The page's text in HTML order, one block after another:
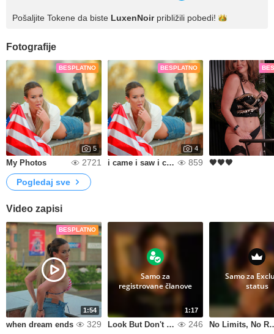
Pošaljite Tokene da biste LuxenNoir približili pobedi!
Fotografije
BESPLATNO
5
My Photos 2721
BESPLATNO
4
i came i saw i conquered 859 🖤🖤🖤
Pogledaj sve
Video zapisi
BESPLATNO
1:54
when dream ends 329
1:17
Samo za
registrovane članove
Look But Don't Touch... Yet 246
Samo za
status
No